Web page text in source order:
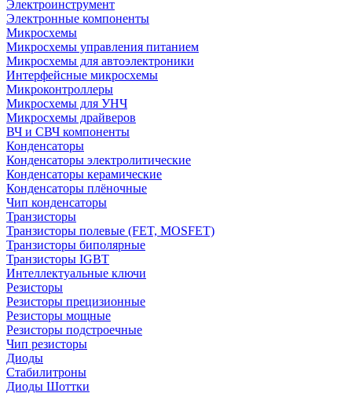
Электроинструмент
Электронные компоненты
Микросхемы
Микросхемы управления питанием
Микросхемы для автоэлектроники
Интерфейсные микросхемы
Микроконтроллеры
Микросхемы для УНЧ
Микросхемы драйверов
ВЧ и СВЧ компоненты
Конденсаторы
Конденсаторы электролитические
Конденсаторы керамические
Конденсаторы плёночные
Чип конденсаторы
Транзисторы
Транзисторы полевые (FET, MOSFET)
Транзисторы биполярные
Транзисторы IGBT
Интеллектуальные ключи
Резисторы
Резисторы прецизионные
Резисторы мощные
Резисторы подстроечные
Чип резисторы
Диоды
Стабилитроны
Диоды Шоттки